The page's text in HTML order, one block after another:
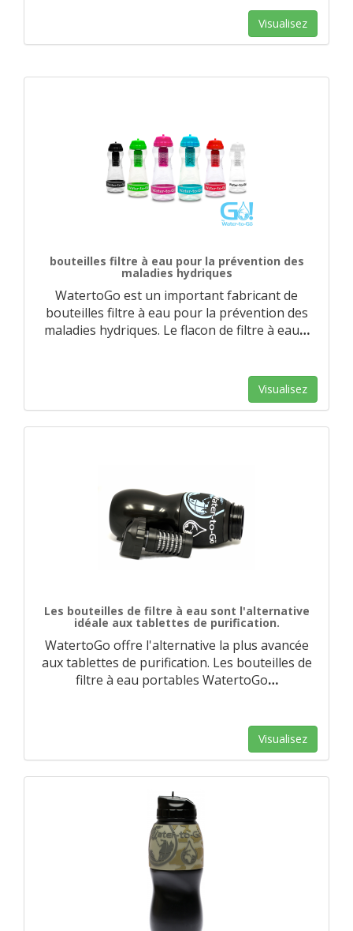
Visualisez
bouteilles filtre à eau pour la prévention des
maladies hydriques
WatertoGo est un important fabricant de
bouteilles filtre à eau pour la prévention des
maladies hydriques. Le flacon de filtre à eau…
Visualisez
Les bouteilles de filtre à eau sont l'alternative
idéale aux tablettes de purification.
WatertoGo offre l'alternative la plus avancée
aux tablettes de purification. Les bouteilles de
filtre à eau portables WatertoGo…
Visualisez